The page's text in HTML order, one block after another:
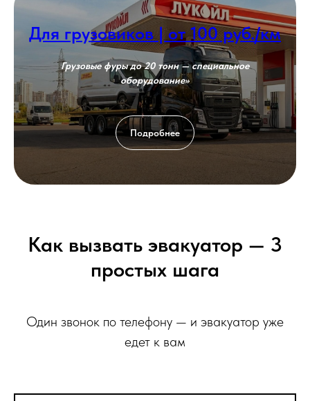
Для грузовиков | от 100 руб./км
Грузовые фуры до 20 тонн — специальное
оборудование»
Подробнее
Как вызвать эвакуатор — 3
простых шага
Один звонок по телефону — и эвакуатор уже
едет к вам